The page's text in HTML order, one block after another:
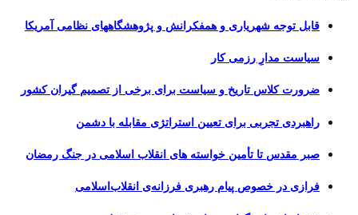
قابل توجه شهریاری و همفکرانش و پژوهشگاههای نظامی آمریکا
سیاست مدارِ رزمی کار
ضرورت کلاس تاریخ و سیاست برای برخی از تصمیم گیران کشور
راهبردی تجربی برای تعیین استراتژی مقابله با دشمن
صبر مقدس تا تأمین خواسته های انقلاب اسلامی در جنگ رمضان
فرازی در خصوص پیام رهبری فرزانه‌ی انقلاب‌اسلامی